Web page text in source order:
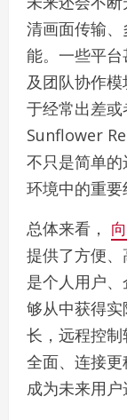
清画面传输
能。一些平
及团队协作
于经常出差或
Sunflower
不只是简单
环境中的重要
总体来看，
提供了方便
是个人用户
够从中获得
长，远程控
全面、连接
成为未来用户